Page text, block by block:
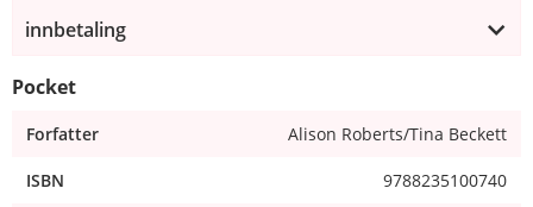
innbetaling
Pocket
Forfatter Alison Roberts/Tina Beckett
ISBN 9788235100740